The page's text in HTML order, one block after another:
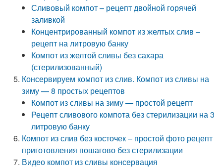
Сливовый компот – рецепт двойной горячей
заливкой
Концентрированный компот из желтых слив –
рецепт на литровую банку
Компот из желтой сливы без сахара
(стерилизованный)
Консервируем компот из слив. Компот из сливы на
зиму — 8 простых рецептов
Компот из сливы на зиму — простой рецепт
Рецепт сливового компота без стерилизации на 3
литровую банку
Компот из слив без косточек – простой фото рецепт
приготовления пошагово без стерилизации
Видео компот из сливы консервация